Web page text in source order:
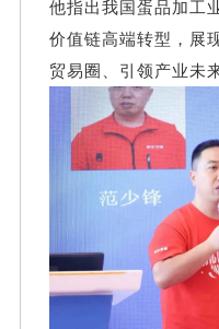
他指出我国蛋品加工
价值链高端转型，展
贸易圈、引领产业未